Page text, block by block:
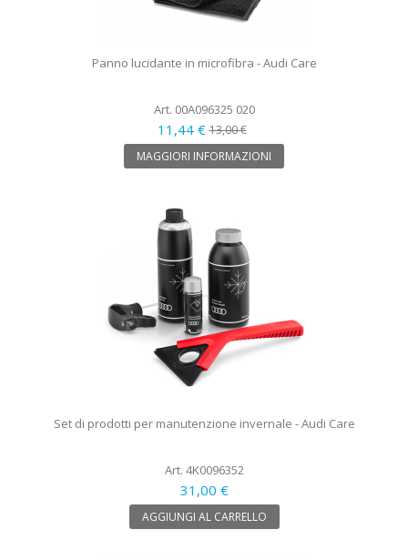
Panno lucidante in microfibra - Audi Care
Art. 00A096325 020
11,44 €13,00 €
MAGGIORI INFORMAZIONI
Set di prodotti per manutenzione invernale - Audi Care
Art. 4K0096352
31,00 €
AGGIUNGI AL CARRELLO